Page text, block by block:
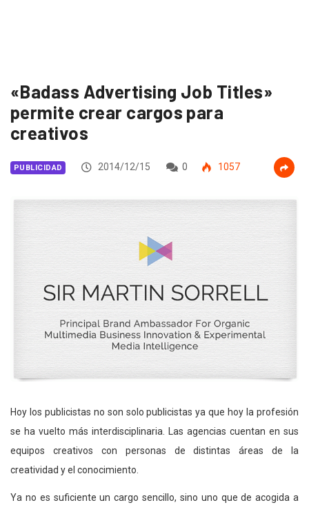
«Badass Advertising Job Titles»
permite crear cargos para
creativos
PUBLICIDAD 2014/12/15 0 1057
Hoy los publicistas no son solo publicistas ya que hoy la profesión
se ha vuelto más interdisciplinaria. Las agencias cuentan en sus
equipos creativos con personas de distintas áreas de la
creatividad y el conocimiento.
Ya no es suficiente un cargo sencillo, sino uno que de acogida a